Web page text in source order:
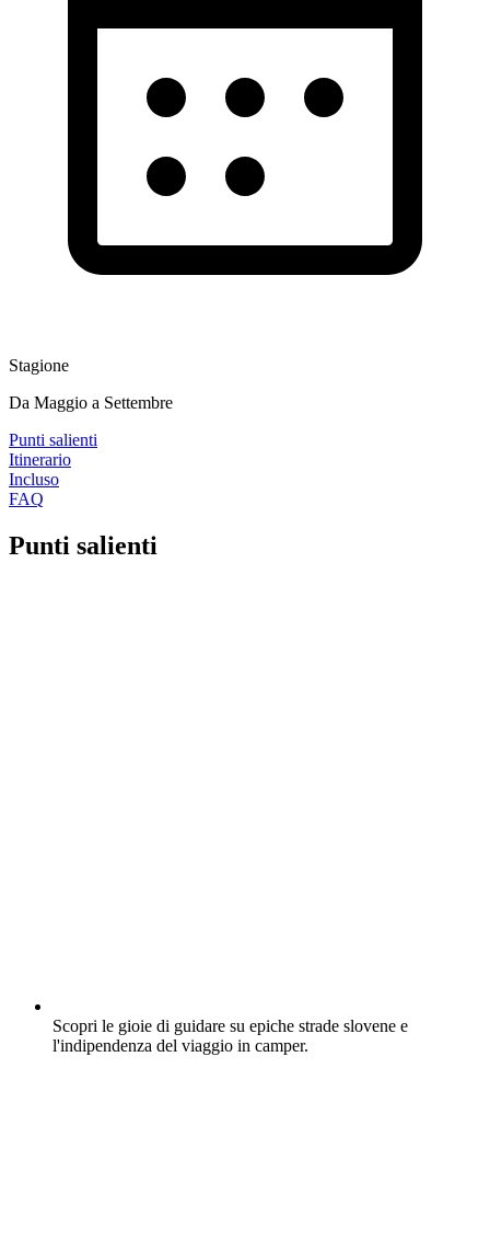
Stagione
Da Maggio a Settembre
Punti salienti
Itinerario
Incluso
FAQ
Punti salienti
Scopri le gioie di guidare su epiche strade slovene e
l'indipendenza del viaggio in camper.